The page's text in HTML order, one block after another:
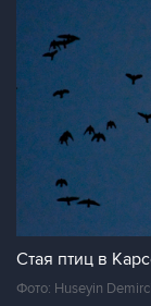
Стая птиц в
Фото: Huseyin